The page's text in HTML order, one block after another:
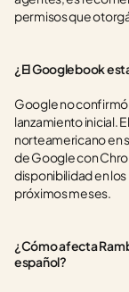
permisos que
¿El Googlebook
Google no confirmó
lanzamiento inicial.
norteamericano en
de Google con
disponibilidad en los
próximos meses.
¿Cómo afecta
español?